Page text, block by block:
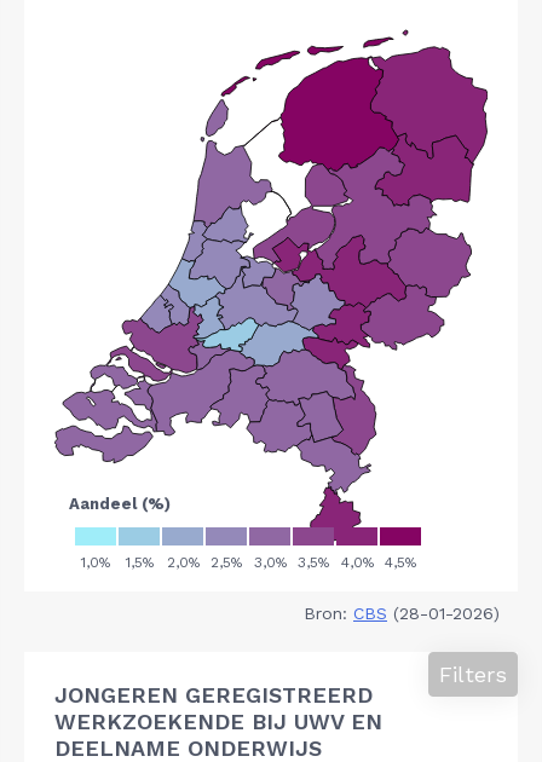
Bron: CBS (28-01-2026)
JONGEREN GEREGISTREERD
WERKZOEKENDE BIJ UWV EN
DEELNAME ONDERWIJS
Filters